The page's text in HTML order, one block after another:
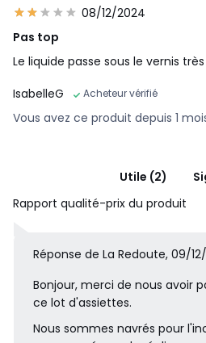
08/12/2024
Pas top
Le liquide passe sous le vernis
IsabelleG
Acheteur vérifié
Vous avez ce produit depuis 1
Utile (2)
Rapport qualité-prix du produit
Réponse de La Redoute, 09/
Bonjour, merci de nous avoir
ce lot d'assiettes.
Nous sommes navrés pour